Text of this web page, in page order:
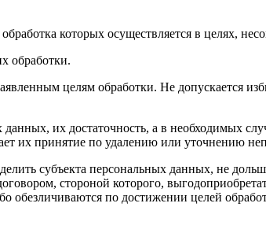
которых осуществляется в целях,
обработки.
целям обработки. Не допускается
их достаточность, а в необходимых
их принятие по удалению или уточнению
субъекта персональных данных, не
стороной которого,
по достижении целей